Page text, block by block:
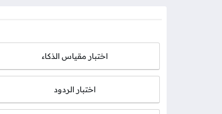
اختبار مقياس الذكاء
اختبار الردود